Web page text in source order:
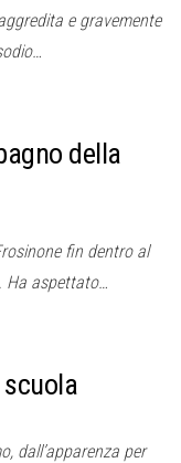
e gravemente
della
fin dentro al
Ha aspettato…
dall’apparenza per